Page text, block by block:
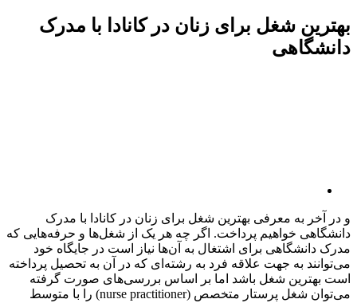
بهترین شغل برای زنان در کانادا با مدرک
دانشگاهی
و در آخر به معرفی بهترین شغل برای زنان در کانادا با مدرک
دانشگاهی خواهیم پرداخت. اگر چه هر یک از شغل‌ها و حرفه‌هایی که
مدرک دانشگاهی برای اشتغال به آن‌ها نیاز است در جایگاه خود
می‌توانند به جهت علاقه فرد به رشته‌ای که در آن به تحصیل پرداخته
است بهترین شغل باشد اما بر اساس بررسی‌های صورت گرفته
می‌توان شغل پرستار متخصص (nurse practitioner) را با متوسط